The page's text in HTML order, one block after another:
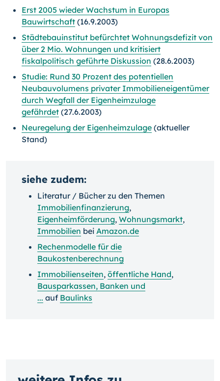
Erst 2005 wieder Wachstum in Europas
Bauwirtschaft (16.9.2003)
Städtebauinstitut befürchtet Wohnungsdefizit von
über 2 Mio. Wohnungen und kritisiert
fiskalpolitisch geführte Diskussion (28.6.2003)
Studie: Rund 30 Prozent des potentiellen
Neubauvolumens privater Immobilieneigentümer
durch Wegfall der Eigenheimzulage
gefährdet (27.6.2003)
Neuregelung der Eigenheimzulage (aktueller
Stand)
siehe zudem:
Literatur / Bücher zu den Themen
Immobilienfinanzierung,
Eigenheimförderung, Wohnungsmarkt,
Immobilien bei Amazon.de
Rechenmodelle für die
Baukostenberechnung
Immobilienseiten, öffentliche Hand,
Bausparkassen, Banken und
... auf Baulinks